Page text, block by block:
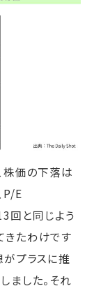
株価の下落は
P/E
回と同じよう
きたわけです
がプラスに推
ました。それ